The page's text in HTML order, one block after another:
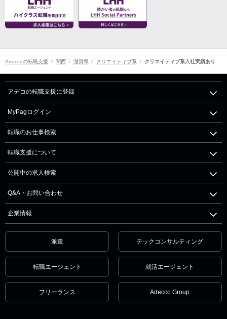
Adeccoの転職支援 関西 滋賀県 クリエイティブ系 クリエイティブ系入社実績あり
アデコの転職支援に登録
MyPagログイン
転職のお仕事検索
転職支援について
公開中の求人検索
Q&A・お問い合わせ
企業情報
派遣 テックコンサルティング
転職エージェント 就活エージェント
フリーランス Adecco Group